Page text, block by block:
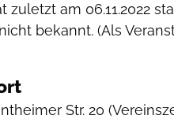
zuletzt am 06.11.2022
bekannt. (Als
Str. 20